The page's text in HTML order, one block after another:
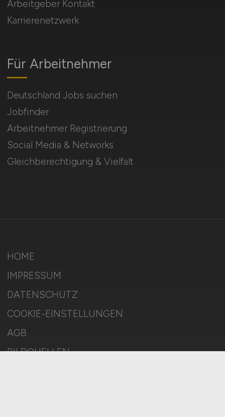
Für Arbeitnehmer
Deutschland Jobs suchen
Jobfinder
Arbeitnehmer Registrierung
Social Media & Networks
Gleichberechtigung & Vielfalt
Arbeitgeber Kontakt
Karrierenetzwerk
HOME
IMPRESSUM
DATENSCHUTZ
COOKIE-EINSTELLUNGEN
AGB
BILDQUELLEN